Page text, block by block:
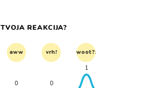
TVOJA REAKCIJA?
aww vrh! woot?!
0 0
1